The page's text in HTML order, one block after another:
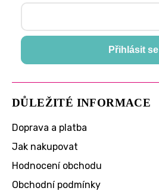
DŮLEŽITÉ INFORMACE
Doprava a platba
Jak nakupovat
Hodnocení obchodu
Obchodní podmínky
Přihlásit se